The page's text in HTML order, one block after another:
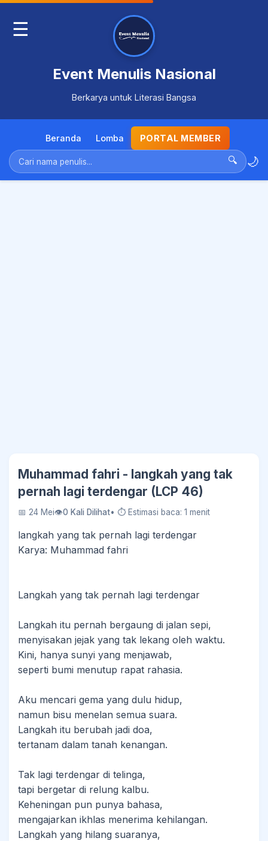
☰
Event Menulis Nasional
Berkarya untuk Literasi Bangsa
Beranda Lomba PORTAL MEMBER
🔍 🌙
Muhammad fahri - langkah yang tak
pernah lagi terdengar (LCP 46)
📅 24 Mei👁0 Kali Dilihat• ⏱ Estimasi baca: 1 menit
langkah yang tak pernah lagi terdengar
Karya: Muhammad fahri
Langkah yang tak pernah lagi terdengar
Langkah itu pernah bergaung di jalan sepi,
menyisakan jejak yang tak lekang oleh waktu.
Kini, hanya sunyi yang menjawab,
seperti bumi menutup rapat rahasia.
Aku mencari gema yang dulu hidup,
namun bisu menelan semua suara.
Langkah itu berubah jadi doa,
tertanam dalam tanah kenangan.
Tak lagi terdengar di telinga,
tapi bergetar di relung kalbu.
Keheningan pun punya bahasa,
mengajarkan ikhlas menerima kehilangan.
Langkah yang hilang suaranya,